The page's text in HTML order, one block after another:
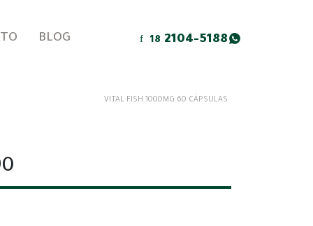
BLOG 18 2104-5188
VITAL FISH 1000MG 60 CÁPSULAS